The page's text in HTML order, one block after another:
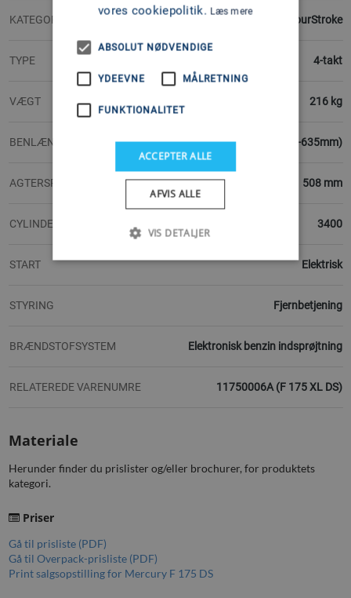
KATEGORI FourStroke
TYPE 4-takt
VÆGT 216 kg
BENLÆNGDER TILGÆNGELIGE L-XL (508-635mm)
AGTERSPEJLSHØJDE 508 mm
CYLINDERVOLUMEN 3400
START Elektrisk
STYRING Fjernbetjening
BRÆNDSTOFSYSTEM Elektronisk benzin indsprøjtning
RELATEREDE VARENUMRE 11750006A (F 175 XL DS)
Materiale
Herunder finder du prislister og/eller brochurer, for produktets
kategori.
Priser
Gå til prisliste (PDF)
Gå til Overpack-prisliste (PDF)
Print salgsopstilling for Mercury F 175 DS
vores cookiepolitik. Læs mere
ABSOLUT NØDVENDIGE
YDEEVNE MÅLRETNING
FUNKTIONALITET
ACCEPTER ALLE
AFVIS ALLE
VIS DETALJER